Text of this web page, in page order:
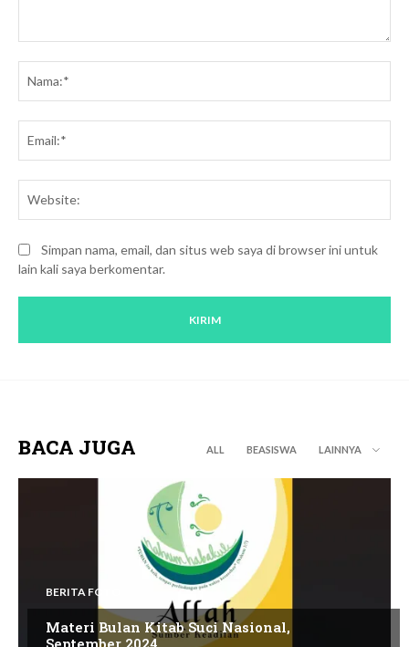
kritik:
Simpan nama, email, dan situs web saya di browser ini untuk
lain kali saya berkomentar.
BACA JUGA ALL BEASISWA LAINNYA
BERITA FOTO
Materi Bulan Kitab Suci Nasional,